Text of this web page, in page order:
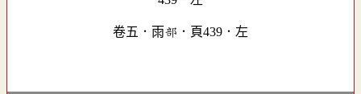
卷五．雨部．頁439．左